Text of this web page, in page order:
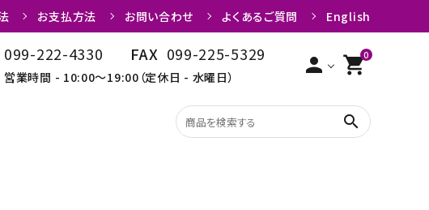
お支払方法 お問い合わせ よくあるご質問 English
099-222-4330 FAX 099-225-5329
営業時間 - 10:00～19:00（定休日 - 水曜日） person 0
shopping_cart
search